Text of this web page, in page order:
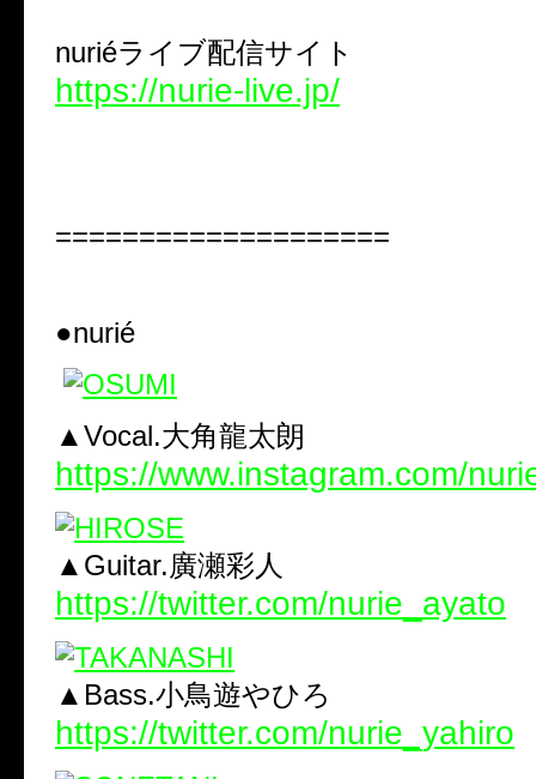
nuriéライブ配信サイト
https://nurie-live.jp/
====================
●nurié
▲Vocal.大角龍太朗
https://www.instagram.com/
▲Guitar.廣瀬彩人
https://twitter.com/nurie_ayato
▲Bass.小鳥遊やひろ
https://twitter.com/nurie_yahiro